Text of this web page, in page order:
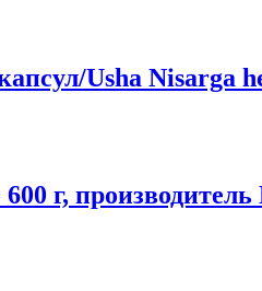
Usha Nisarga
г,